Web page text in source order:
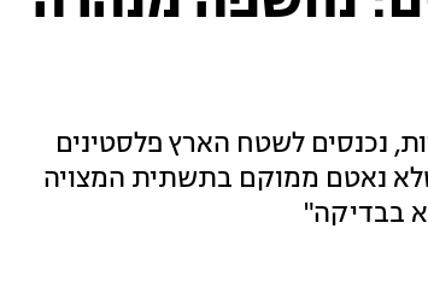
נכנסים לשטח הארץ פלסטינים
נאטם ממוקם בתשתית המצויה
בבדיקה"